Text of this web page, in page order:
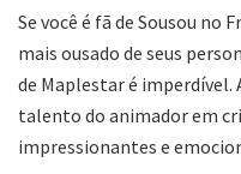
Se você é fã de Sousou no
mais ousado de seus
de Maplestar é imperdível.
talento do animador em
impressionantes e